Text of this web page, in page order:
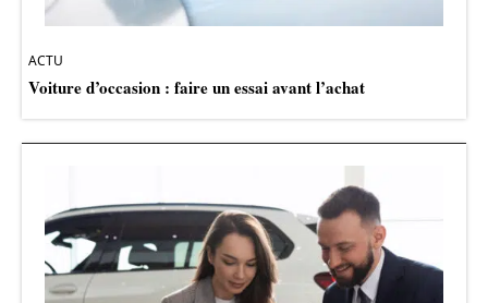
ACTU
Voiture d’occasion : faire un essai avant l’achat